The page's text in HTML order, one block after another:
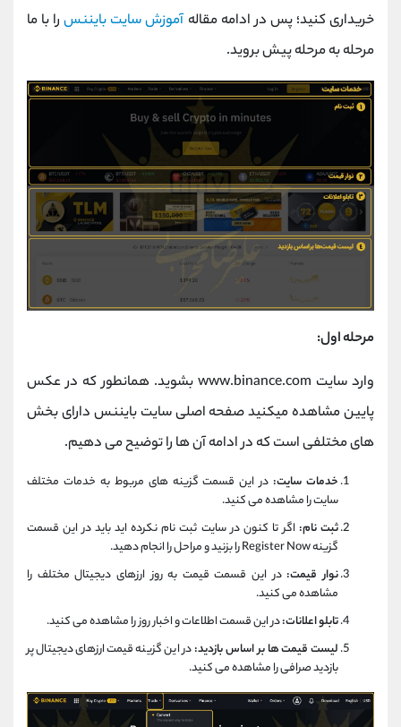
خریداری کنید؛ پس در ادامه مقاله آموزش سایت بایننسرا با ما
مرحله به مرحله پیش بروید.
مرحله اول:
وارد سایت www.binance.com بشوید. همانطور که در عکس
پایین مشاهده میکنید صفحه اصلی سایت بایننس دارای بخش
های مختلفی است که در ادامه آن ها را توضیح می دهیم.
خدمات سایت: در این قسمت گزینه های مربوط به خدمات مختلف
سایت را مشاهده می کنید.
ثبت نام: اگر تا کنون در سایت ثبت نام نکرده اید باید در این قسمت
گزینه Register Now را بزنید و مراحل را انجام دهید.
نوار قیمت: در این قسمت قیمت به روز ارزهای دیجیتال مختلف را
مشاهده می کنید.
تابلو اعلانات:در این قسمت اطلاعات و اخبار روز را مشاهده می کنید.
لیست قیمت ها بر اساس بازدید:در این گزینه قیمت ارزهای دیجیتال پر
بازدید صرافی را مشاهده می کنید.